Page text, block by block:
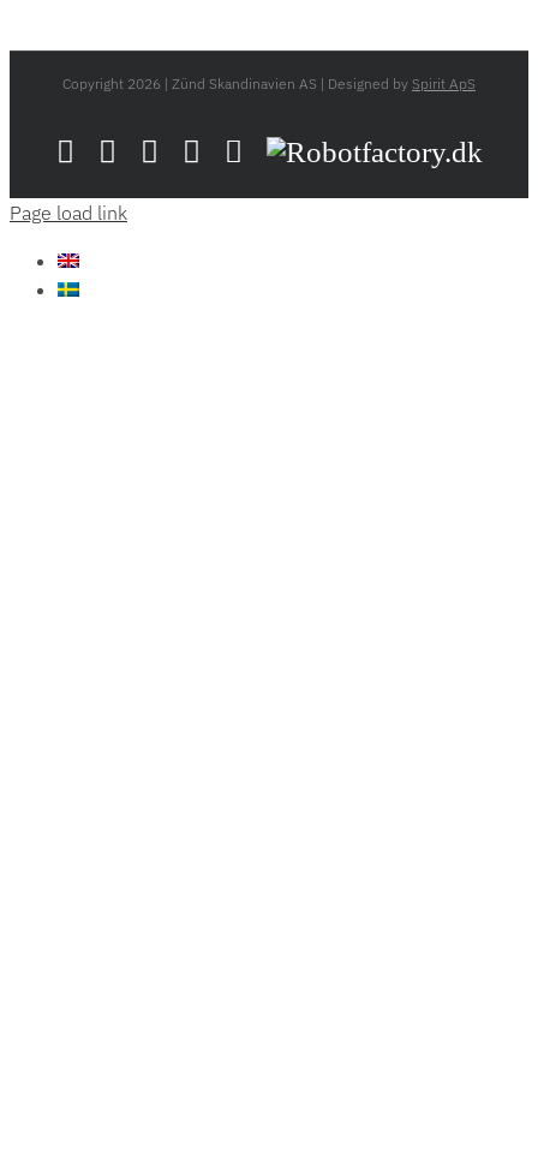
Copyright 2026 | Zünd Skandinavien AS | Designed by Spirit ApS
LinkedInYouTube
FlickrEmailZünd
Robotfactory.dk
Page load link